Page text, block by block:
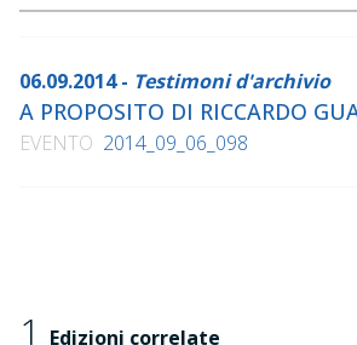
06.09.2014 - Testimoni d'archivio
A PROPOSITO DI RICCARDO
EVENTO 2014_09_06_098
1 Edizioni correlate